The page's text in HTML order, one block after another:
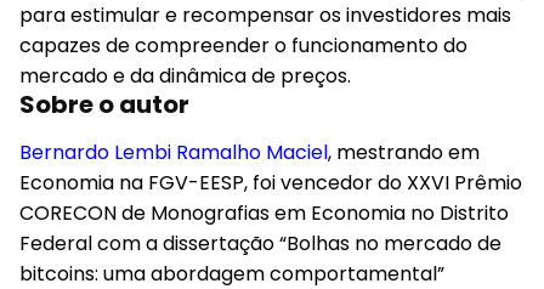
para estimular e recompensar os investidores mais
capazes de compreender o funcionamento do
mercado e da dinâmica de preços.
Sobre o autor
Bernardo Lembi Ramalho Maciel, mestrando em
Economia na FGV-EESP, foi vencedor do XXVI Prêmio
CORECON de Monografias em Economia no Distrito
Federal com a dissertação “Bolhas no mercado de
bitcoins: uma abordagem comportamental”